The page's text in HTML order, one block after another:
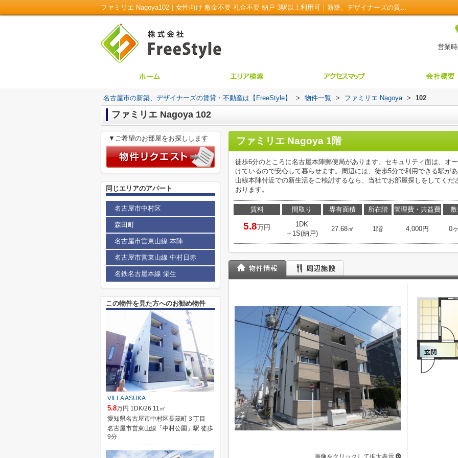
ファミリエ Nagoya102｜女性向け 敷金不要 礼金不要 納戸 3駅以上利用可｜新築、デザイナーズの賃貸・不動産はFreeStyle
営業
名古屋市の新築、デザイナーズの賃貸・不動産は【FreeStyle】 > 物件一覧 > ファミリエ Nagoya > 102
ファミリエ Nagoya 102
ファミリエ Nagoya 1階
徒歩6分のところに名古屋本陣郵便局があります。セキュリティ面は、オ
けているので安心して暮らせます。周辺には、徒歩5分で利用できる駅が
山線本陣付近での新生活をご検討するなら、当社でお部屋探しをしてく
おります。
賃料
5.8万円
間取り
1DK
＋1S(納戸)
専有面積
27.68㎡
所在階
1階
管理費・共益費
4,000円 0
画像をクリックして拡大表示
▼ご希望のお部屋をお探しします
同じエリアのアパート
名古屋市中村区
森田町
名古屋市営東山線 本陣
名古屋市営東山線 中村日赤
名鉄名古屋本線 栄生
この物件を見た方へのお勧め物件
VILLA ASUKA
5.8万円 1DK/26.11㎡
愛知県名古屋市中村区長筬町３丁目
名古屋市営東山線「中村公園」駅 徒歩
9分